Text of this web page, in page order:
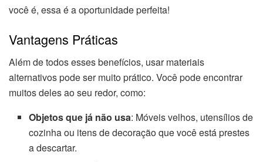
você é, essa é a oportunidade perfeita!
Vantagens Práticas
Além de todos esses benefícios, usar materiais
alternativos pode ser muito prático. Você pode encontrar
muitos deles ao seu redor, como:
Objetos que já não usa: Móveis velhos, utensílios de
cozinha ou itens de decoração que você está prestes
a descartar.